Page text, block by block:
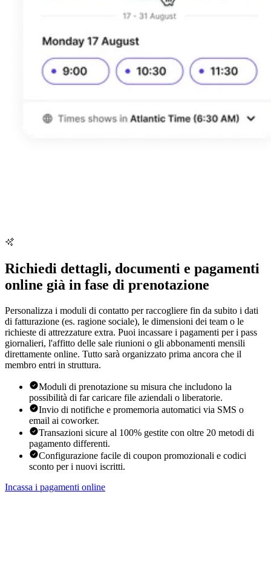
Richiedi dettagli, documenti e pagamenti
online già in fase di prenotazione
Personalizza i moduli di contatto per raccogliere fin da subito i dati
di fatturazione (es. ragione sociale), le dimensioni dei team o le
richieste di attrezzature extra. Puoi incassare i pagamenti per i pass
giornalieri, l'affitto delle sale riunioni o gli abbonamenti mensili
direttamente online. Tutto sarà organizzato prima ancora che il
membro entri in struttura.
Moduli di prenotazione su misura che includono la
possibilità di far caricare file aziendali o liberatorie.
Invio di notifiche e promemoria automatici via SMS o
email ai coworker.
Transazioni sicure al 100% gestite con oltre 20 metodi di
pagamento differenti.
Configurazione facile di coupon promozionali e codici
sconto per i nuovi iscritti.
Incassa i pagamenti online